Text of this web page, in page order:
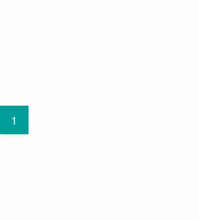
1